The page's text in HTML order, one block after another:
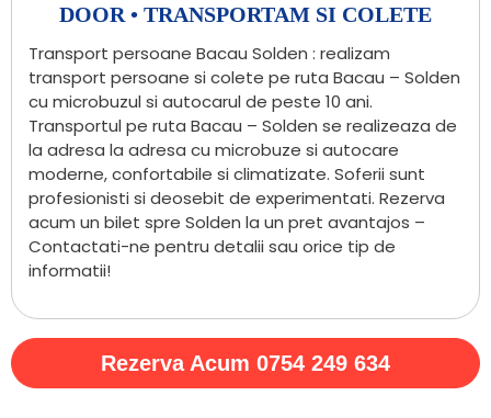
DOOR • TRANSPORTAM SI COLETE
Transport persoane Bacau Solden : realizam
transport persoane si colete pe ruta Bacau – Solden
cu microbuzul si autocarul de peste 10 ani.
Transportul pe ruta Bacau – Solden se realizeaza de
la adresa la adresa cu microbuze si autocare
moderne, confortabile si climatizate. Soferii sunt
profesionisti si deosebit de experimentati. Rezerva
acum un bilet spre Solden la un pret avantajos –
Contactati-ne pentru detalii sau orice tip de
informatii!
Rezerva Acum 0754 249 634